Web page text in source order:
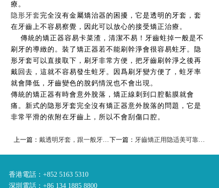
療。
隐形牙套 完全沒有金屬矯治器的困擾，它是透明的牙套，套
在牙齒上不容易察覺，因此可以放心的接受矯正治療。
傳統的矯正器容易卡菜渣，清潔不易！牙齒蛀掉一般是不
刷牙的導緻的。裝了矯正器若不能刷幹淨會很容易蛀牙。隐
形牙套可以直接取下，刷牙非常方便，把牙齒刷幹淨之後再
戴回去，這就不容易發生蛀牙。因爲刷牙變方便了，蛀牙率
就會降低，牙齒變色的脫鈣情況也不會出現。
傳統的矯正器有時會意外脫落，矯正線刺到口腔黏膜就會
痛。新式的隐形牙套完全沒有矯正器意外脫落的問題，它是
非常平滑的依附在牙齒上，所以不會刮傷口腔。
上一篇：戴透明牙套，跟一般牙套有什麼不同？價格有差異嗎？ 下一篇： 牙齒矯正用隐适美可靠嗎？
香港電話：+852 5163 5310
深圳電話：+86 134 1885 8800